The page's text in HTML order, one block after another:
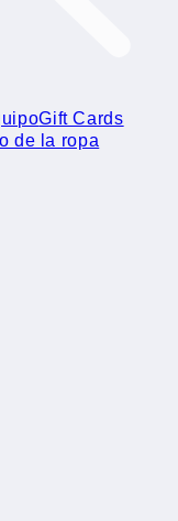
Gift Cards
de la ropa